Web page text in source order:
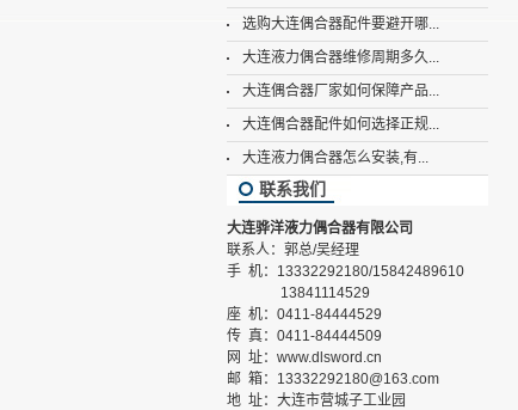
选购大连偶合器配件要避开哪...
大连液力偶合器维修周期多久...
大连偶合器厂家如何保障产品...
大连偶合器配件如何选择正规...
大连液力偶合器怎么安装,有...
联系我们
大连骅洋液力偶合器有限公司
联系人：郭总/吴经理
手 机：13332292180/15842489610
13841114529
座 机：0411-84444529
传 真：0411-84444509
网 址：www.dlsword.cn
邮 箱：13332292180@163.com
地 址：大连市营城子工业园